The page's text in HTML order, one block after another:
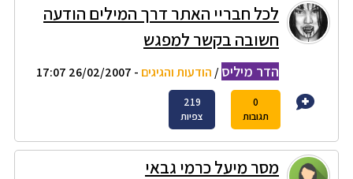
לכל חבריי האתר דרך המילים הודעה
חשובה בקשר למפגש
הדר מיליס/ הודעות והגיגים - 26/02/2007 17:07
0
תגובות
219
צפיות
מסר מיעל כרמי גבאי